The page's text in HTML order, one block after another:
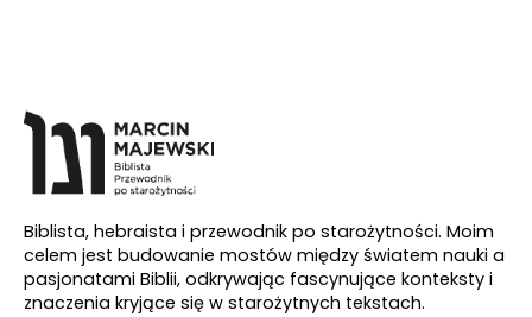
Biblista, hebraista i przewodnik po starożytności. Moim
celem jest budowanie mostów między światem nauki a
pasjonatami Biblii, odkrywając fascynujące konteksty i
znaczenia kryjące się w starożytnych tekstach.